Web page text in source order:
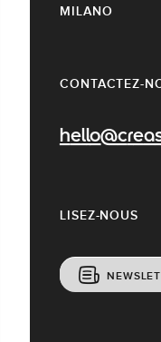
CONTACTEZ-
LISEZ-NOUS
MILANO